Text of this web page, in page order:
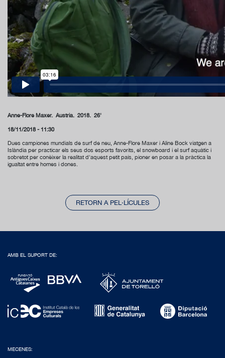
Anne-Flore Maxer. Àustria. 2018. 26'
18/11/2018 - 11:30
Dues campiones mundials de surf de neu, Anne-Flore Maxer i Aline Bock viatgen a
Islàndia per practicar els seus dos esports favorits, el snowboard i el surf aquàtic i
sobretot per conèixer la realitat d'aquest petit país, pioner en posar a la pràctica la
igualtat entre homes i dones.
RETORN A PEL·LÍCULES
AMB EL SUPORT DE:
MECENES: